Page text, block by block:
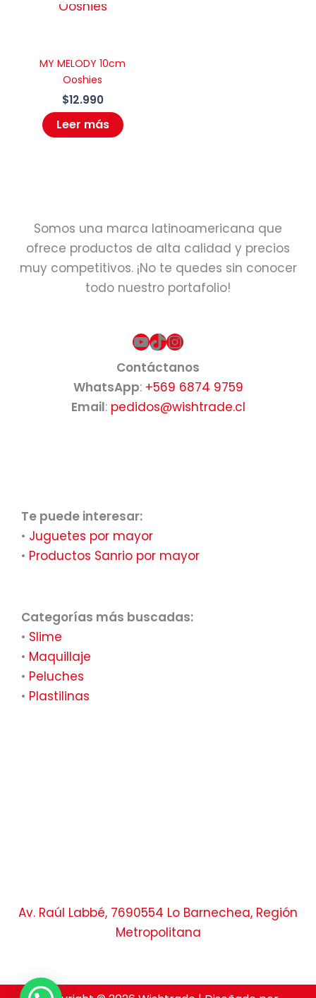
MY MELODY 10cm
Ooshies
$12.990
Leer más
Somos una marca latinoamericana que
ofrece productos de alta calidad y precios
muy competitivos. ¡No te quedes sin conocer
todo nuestro portafolio!
YouTube
TikTok
Instagram
Contáctanos
WhatsApp: +569 6874 9759
Email: pedidos@wishtrade.cl
Te puede interesar:
• Juguetes por mayor
• Productos Sanrio por mayor
Categorías más buscadas:
• Slime
• Maquillaje
• Peluches
• Plastilinas
Av. Raúl Labbé, 7690554 Lo Barnechea, Región
Metropolitana